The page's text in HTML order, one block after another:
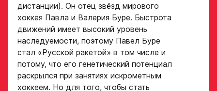
дистанции). Он отец звёзд мирового
хоккея Павла и Валерия Буре. Быстрота
движений имеет высокий уровень
наследуемости, поэтому Павел Буре
стал «Русской ракетой» в том числе и
потому, что его генетический потенциал
раскрылся при занятиях искрометным
хоккеем. Но для того, чтобы стать